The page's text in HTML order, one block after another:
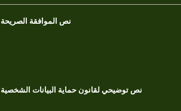
نص الموافقة الصريحة
نص توضيحي لقانون حماية البيانات الشخصية